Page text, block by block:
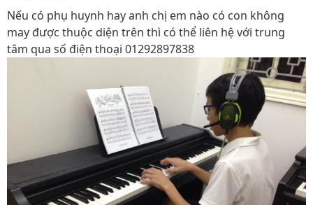
Nếu có phụ huynh hay anh chị em nào có con không
may được thuộc diện trên thì có thể liên hệ với trung
tâm qua số điện thoại 01292897838